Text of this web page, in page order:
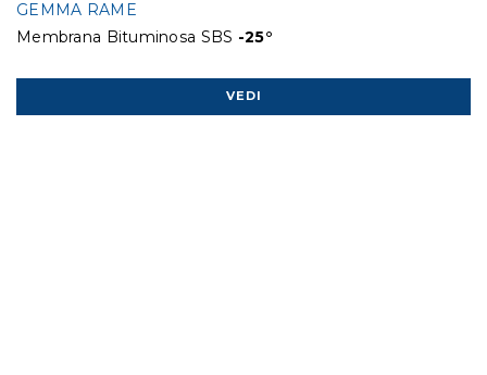
GEMMA RAME
Membrana Bituminosa SBS -25°
VEDI